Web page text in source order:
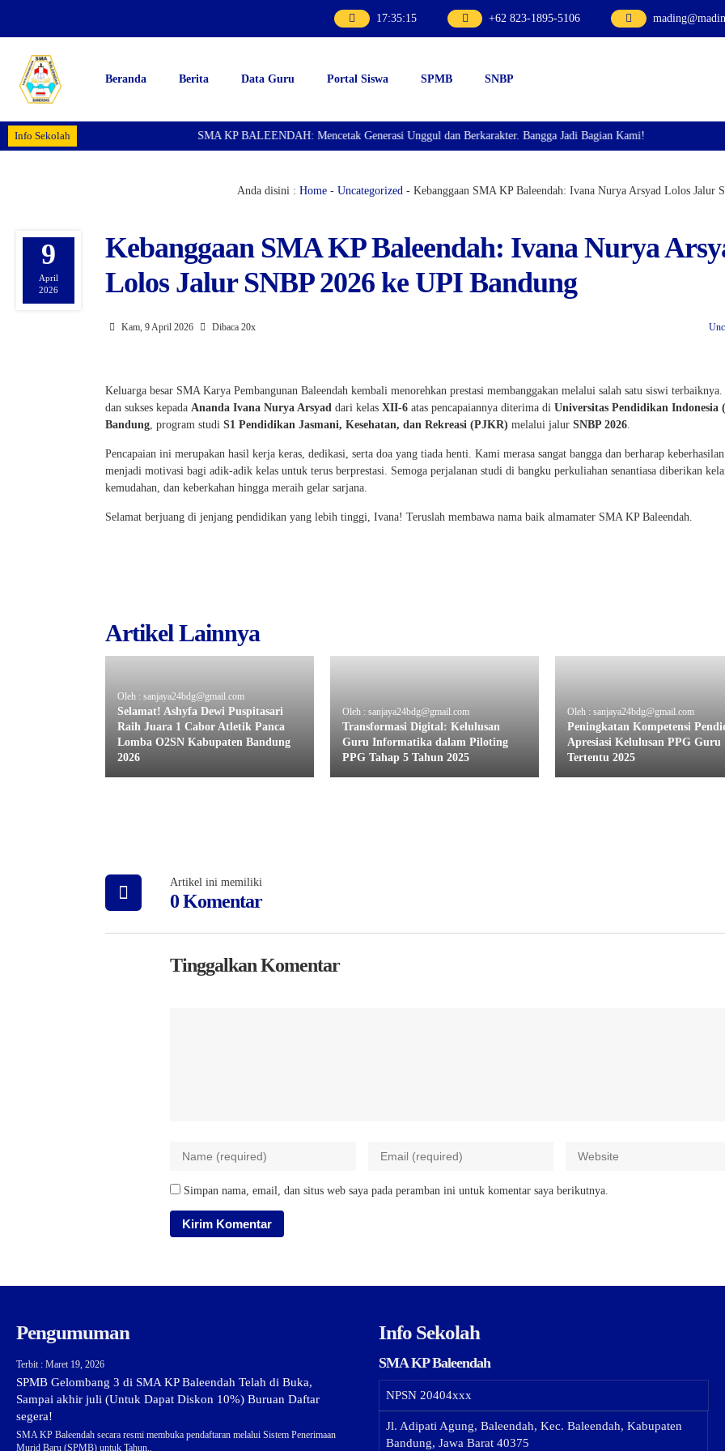
17:35:16 +62 823-1895-5106
Beranda Berita Data Guru Portal Siswa SPMB SNBP
Info Sekolah SMA KP BALEENDAH: Mencetak Generasi Unggul dan Berkarakter. Bangga Jadi Bagian Kami!
Anda disini : Home- Uncategorized- Kebanggaan SMA KP Baleendah: Ivana Nurya Arsyad Lolos Jalur
9
April
2026
Kebanggaan SMA KP Baleendah: Ivana Nurya
Lolos Jalur SNBP 2026 ke UPI Bandung
Kam, 9 April 2026 Dibaca 20x
Keluarga besar SMA Karya Pembangunan Baleendah kembali menorehkan prestasi membanggakan melalui salah satu siswi terbaiknya.
dan sukses kepada Ananda Ivana Nurya Arsyad dari kelas XII-6 atas pencapaiannya diterima di Universitas Pendidikan Indonesia
Bandung, program studi S1 Pendidikan Jasmani, Kesehatan, dan Rekreasi (PJKR) melalui jalur SNBP 2026.
Pencapaian ini merupakan hasil kerja keras, dedikasi, serta doa yang tiada henti. Kami merasa sangat bangga dan berharap
menjadi motivasi bagi adik-adik kelas untuk terus berprestasi. Semoga perjalanan studi di bangku perkuliahan senantiasa diberikan
kemudahan, dan keberkahan hingga meraih gelar sarjana.
Selamat berjuang di jenjang pendidikan yang lebih tinggi, Ivana! Teruslah membawa nama baik almamater SMA KP Baleendah.
Artikel Lainnya
Oleh : sanjaya24bdg@gmail.com
Selamat! Ashyfa Dewi Puspitasari
Raih Juara 1 Cabor Atletik Panca
Lomba O2SN Kabupaten Bandung
2026
Oleh : sanjaya24bdg@gmail.com
Transformasi Digital: Kelulusan
Guru Informatika dalam Piloting
PPG Tahap 5 Tahun 2025
Oleh : sanjaya24bdg@gmail.com
Peningkatan Kompetensi
Apresiasi Kelulusan PPG Guru
Tertentu 2025
Artikel ini memiliki
0 Komentar
Tinggalkan Komentar
Simpan nama, email, dan situs web saya pada peramban ini untuk komentar saya berikutnya.
Pengumuman
Terbit : Maret 19, 2026
SPMB Gelombang 3 di SMA KP Baleendah Telah di Buka,
Sampai akhir juli (Untuk Dapat Diskon 10%) Buruan Daftar
segera!
SMA KP Baleendah secara resmi membuka pendaftaran melalui Sistem Penerimaan
Murid Baru (SPMB) untuk Tahun..
Info Sekolah
SMA KP Baleendah
NPSN 20404xxx
Jl. Adipati Agung, Baleendah, Kec. Baleendah, Kabupaten
Bandung, Jawa Barat 40375